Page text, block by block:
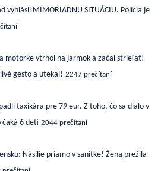
vyhlásil MIMORIADNU SITUÁCIU. Polícia je
motorke vtrhol na jarmok a začal strieľať!
gesto a utekal! 2247 prečítaní
taxikára pre 79 eur. Z toho, čo sa dialo v
6 detí 2044 prečítaní
Násilie priamo v sanitke! Žena prežila